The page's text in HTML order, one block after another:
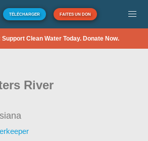
TÉLÉCHARGER FAITES UN DON
Clean Water Today. Donate Now.
River